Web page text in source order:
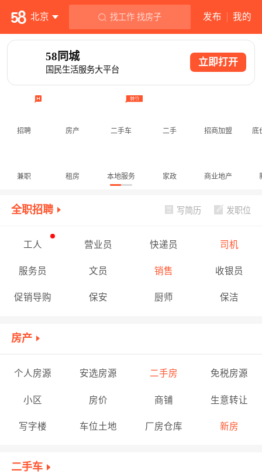
 北京 找工作 找房子 我的
发布
58同城
国民生活服务大平台
立即打开
招聘 房产 二手车 二手 招商加盟 底
兼职 租房 本地服务 家政 商业地产
全职招聘 发职位
写简历
工人 营业员 快递员 司机
服务员 文员 销售 收银员
促销导购 保安 厨师 保洁
房产
个人房源 安选房源 二手房 免税房源
小区 房价 商铺 生意转让
写字楼 车位土地 厂房仓库 新房
二手车